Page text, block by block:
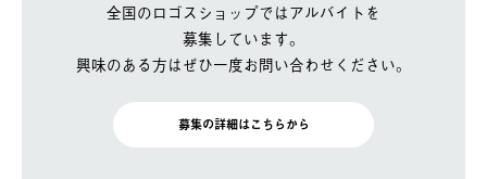
全国のロゴスショップではアルバイトを
募集しています。
興味のある方はぜひ一度お問い合わせください。
募集の詳細はこちらから